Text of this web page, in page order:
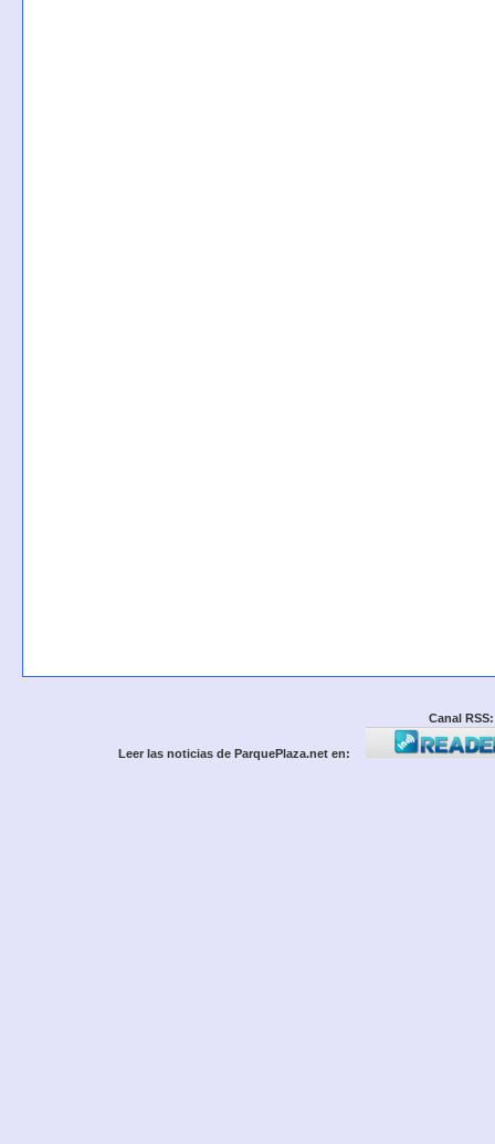
Canal RSS:
Leer las noticias de ParquePlaza.net en: